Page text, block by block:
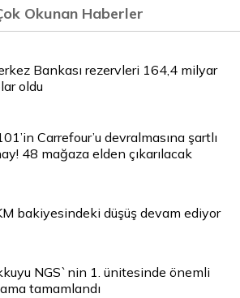
Okunan Haberler
Bankası rezervleri 164,4 milyar
oldu
Carrefour’u devralmasına şartlı
48 mağaza elden çıkarılacak
bakiyesindeki düşüş devam ediyor
NGS`nin 1. ünitesinde önemli
tamamlandı